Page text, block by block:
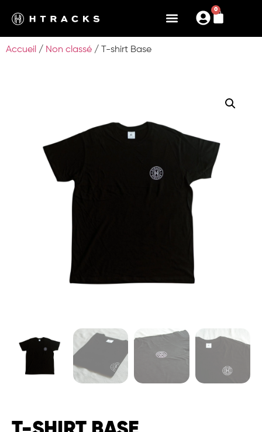
0
Accueil / Non classé / T-shirt Base